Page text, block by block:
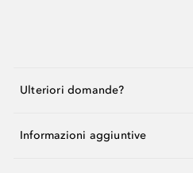
Ulteriori domande?
Informazioni aggiuntive